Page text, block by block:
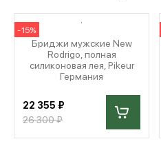
-15%
Бриджи мужские New
Rodrigo, полная
силиконовая лея, Pikeur
Германия
22 355 ₽
26 300 ₽